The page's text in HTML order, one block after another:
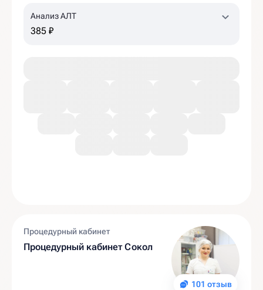
Анализ АЛТ
385 ₽
101 отзыв
Процедурный кабинет
Процедурный кабинет Сокол